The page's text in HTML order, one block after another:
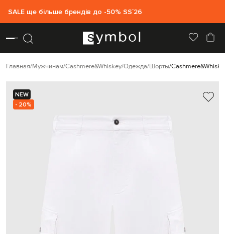
SALE ще більше брендів до -50% SS`26
Главная Мужчинам Cashmere&Whiskey Одежда Шорты
NEW
- 20%